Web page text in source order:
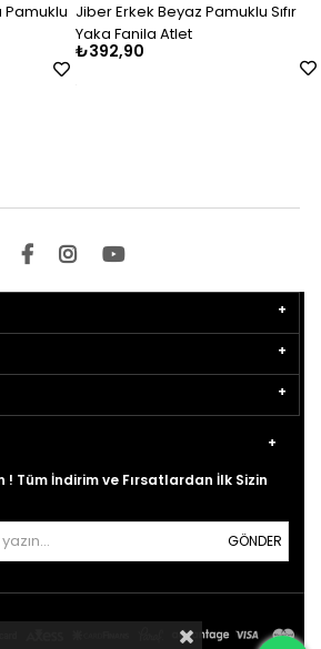
Pamuklu Jiber Erkek Beyaz Pamuklu Sıfır
Yaka Fanila Atlet
₺392,90
! Tüm İndirim ve Fırsatlardan İlk Sizin
GÖNDER